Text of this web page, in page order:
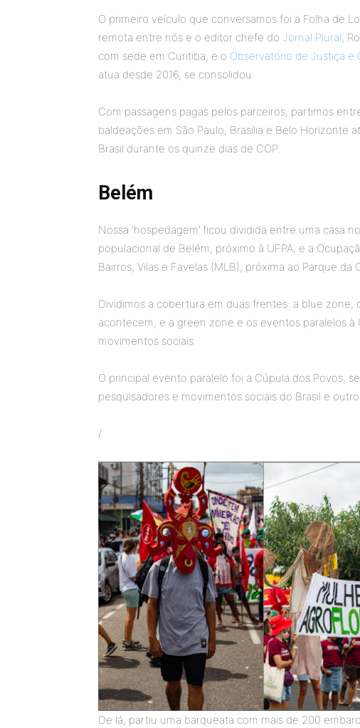
O primeiro veículo que conversamos foi a Folha de
remota entre nós e o editor chefe do Jornal Plural,
com sede em Curitiba, e o Observatório de Justiça e
atua desde 2016, se consolidou.
Com passagens pagas pelos parceiros, partimos
baldeações em São Paulo, Brasília e Belo Horizonte
Brasil durante os quinze dias de COP.
Belém
Nossa ‘hospedagem’ ficou dividida entre uma casa
populacional de Belém, próximo à UFPA, e a
Bairros, Vilas e Favelas (MLB), próxima ao Parque da
Dividimos a cobertura em duas frentes: a blue
acontecem, e a green zone e os eventos paralelos à
movimentos sociais.
O principal evento paralelo foi a Cúpula dos Povos,
pesquisadores e movimentos sociais do Brasil e
/
De lá, partiu uma barqueata com mais de 200